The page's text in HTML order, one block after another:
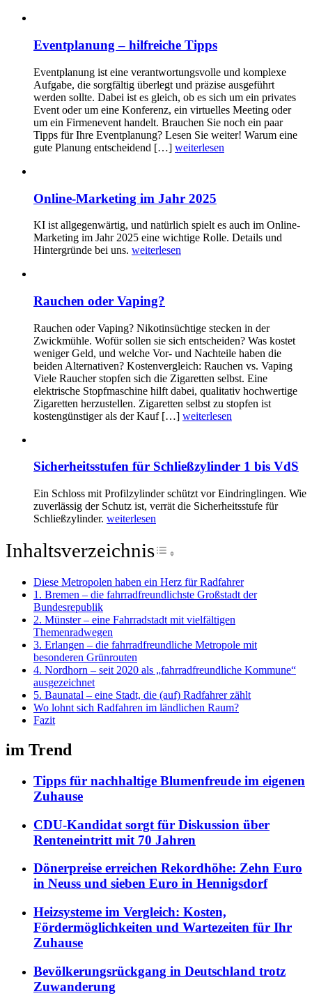
Eventplanung – hilfreiche Tipps
Eventplanung ist eine verantwortungsvolle und komplexe
Aufgabe, die sorgfältig überlegt und präzise ausgeführt
werden sollte. Dabei ist es gleich, ob es sich um ein privates
Event oder um eine Konferenz, ein virtuelles Meeting oder
um ein Firmenevent handelt. Brauchen Sie noch ein paar
Tipps für Ihre Eventplanung? Lesen Sie weiter! Warum eine
gute Planung entscheidend […] weiterlesen
Online-Marketing im Jahr 2025
KI ist allgegenwärtig, und natürlich spielt es auch im Online-
Marketing im Jahr 2025 eine wichtige Rolle. Details und
Hintergründe bei uns. weiterlesen
Rauchen oder Vaping?
Rauchen oder Vaping? Nikotinsüchtige stecken in der
Zwickmühle. Wofür sollen sie sich entscheiden? Was kostet
weniger Geld, und welche Vor- und Nachteile haben die
beiden Alternativen? Kostenvergleich: Rauchen vs. Vaping
Viele Raucher stopfen sich die Zigaretten selbst. Eine
elektrische Stopfmaschine hilft dabei, qualitativ hochwertige
Zigaretten herzustellen. Zigaretten selbst zu stopfen ist
kostengünstiger als der Kauf […] weiterlesen
Sicherheitsstufen für Schließzylinder 1 bis VdS
Ein Schloss mit Profilzylinder schützt vor Eindringlingen. Wie
zuverlässig der Schutz ist, verrät die Sicherheitsstufe für
Schließzylinder. weiterlesen
InhaltsverzeichnisToggle Table of
Diese Metropolen haben ein Herz für Radfahrer
1. Bremen – die fahrradfreundlichste Großstadt der
Bundesrepublik
2. Münster – eine Fahrradstadt mit vielfältigen
Themenradwegen
3. Erlangen – die fahrradfreundliche Metropole mit
besonderen Grünrouten
4. Nordhorn – seit 2020 als „fahrradfreundliche Kommune“
ausgezeichnet
5. Baunatal – eine Stadt, die (auf) Radfahrer zählt
Wo lohnt sich Radfahren im ländlichen Raum?
Fazit
im Trend
Tipps für nachhaltige Blumenfreude im eigenen
Zuhause
CDU-Kandidat sorgt für Diskussion über
Renteneintritt mit 70 Jahren
Dönerpreise erreichen Rekordhöhe: Zehn Euro
in Neuss und sieben Euro in Hennigsdorf
Heizsysteme im Vergleich: Kosten,
Fördermöglichkeiten und Wartezeiten für Ihr
Zuhause
Bevölkerungsrückgang in Deutschland trotz
Zuwanderung